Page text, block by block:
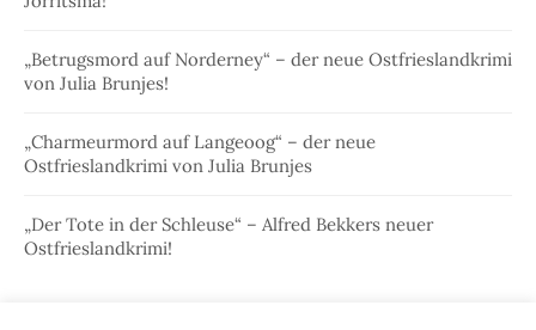
„Betrugsmord auf Norderney“ – der neue Ostfrieslandkrimi
von Julia Brunjes!
„Charmeurmord auf Langeoog“ – der neue
Ostfrieslandkrimi von Julia Brunjes
„Der Tote in der Schleuse“ – Alfred Bekkers neuer
Ostfrieslandkrimi!